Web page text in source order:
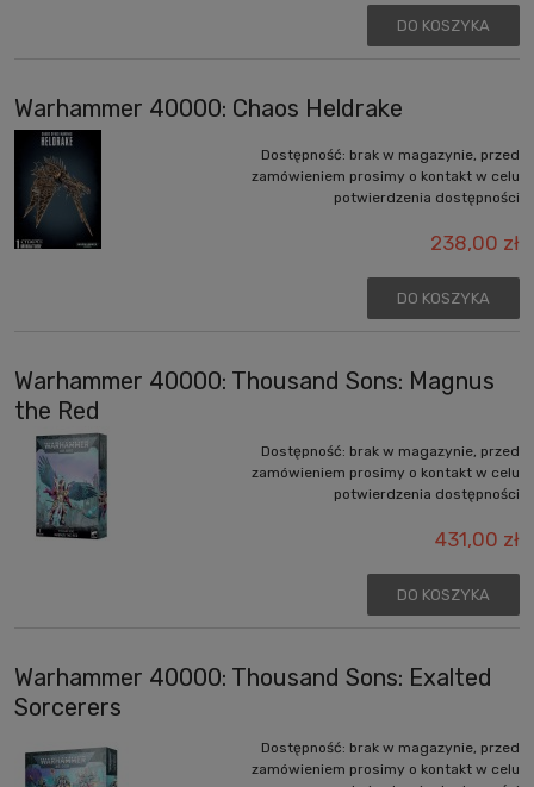
DO KOSZYKA
Warhammer 40000: Chaos Heldrake
Dostępność: brak w magazynie, przed
zamówieniem prosimy o kontakt w celu
potwierdzenia dostępności
238,00 zł
DO KOSZYKA
Warhammer 40000: Thousand Sons: Magnus
the Red
Dostępność: brak w magazynie, przed
zamówieniem prosimy o kontakt w celu
potwierdzenia dostępności
431,00 zł
DO KOSZYKA
Warhammer 40000: Thousand Sons: Exalted
Sorcerers
Dostępność: brak w magazynie, przed
zamówieniem prosimy o kontakt w celu